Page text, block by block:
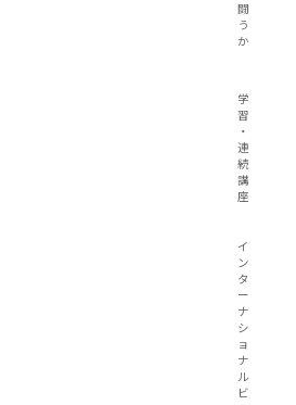
闘
う
か
学
習
・
連
続
講
座
イ
ン
タ
ー
ナ
シ
ョ
ナ
ル
ビ